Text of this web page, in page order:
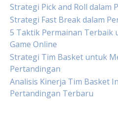
Strategi Pick and Roll dalam
Strategi Fast Break dalam
5 Taktik Permainan Terbaik
Game Online
Strategi Tim Basket untuk
Pertandingan
Analisis Kinerja Tim Basket
Pertandingan Terbaru